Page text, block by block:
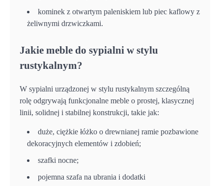
kominek z otwartym paleniskiem lub piec kaflowy z
żeliwnymi drzwiczkami.
Jakie meble do sypialni w stylu
rustykalnym?
W sypialni urządzonej w stylu rustykalnym szczególną
rolę odgrywają funkcjonalne meble o prostej, klasycznej
linii, solidnej i stabilnej konstrukcji, takie jak:
duże, ciężkie łóżko o drewnianej ramie pozbawione
dekoracyjnych elementów i zdobień;
szafki nocne;
pojemna szafa na ubrania i dodatki